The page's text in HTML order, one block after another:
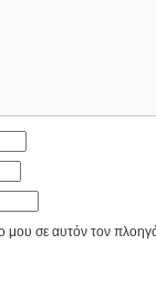
μου σε αυτόν τον